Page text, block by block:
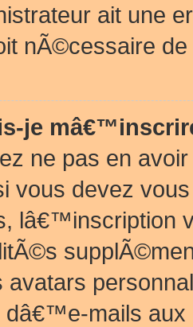
ait une
nÃ©cessaire de
je
ne pas en
vous devez
lâ€™inscription
avatars
mails